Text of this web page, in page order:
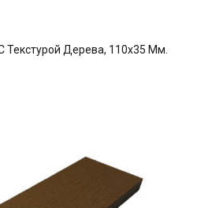
Дерева, 110х35 Мм.